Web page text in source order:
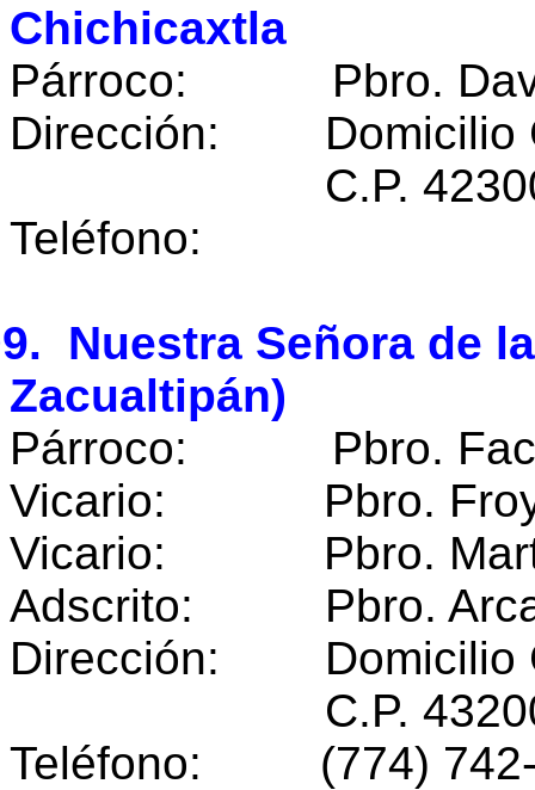
Chichicaxtla
Párroco: Pbro.
Dirección: Domicilio
C.P. 42300
Teléfono:
Nuestra Señora de
Zacualtipán)
Párroco: Pbro.
Vicario: Pbro.
Vicario: Pbro. Martín
Adscrito: Pbro.
Dirección: Domicilio
C.P. 43200
Teléfono: (774) 742-